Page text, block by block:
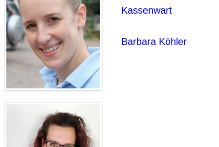
Kassenwart
Barbara Köhler